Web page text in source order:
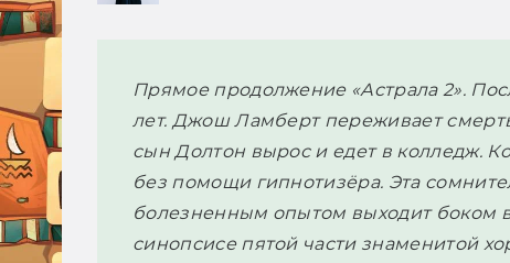
Прямое продолжение «Астрала 2».
лет. Джош Ламберт переживает
сын Долтон вырос и едет в колледж.
без помощи гипнотизёра. Эта
болезненным опытом выходит боком
синопсисе пятой части знаменитой